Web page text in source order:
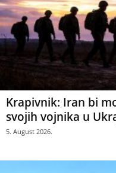
Krapivnik: Iran bi
svojih vojnika u
5. August 2026.